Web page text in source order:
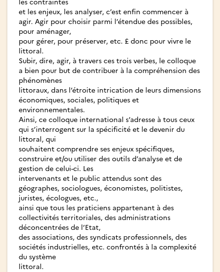
et les enjeux, les analyser, c’est enfin commencer à
agir. Agir pour choisir parmi l’étendue des possibles,
pour aménager,
pour gérer, pour préserver, etc. £ donc pour vivre le
littoral.
Subir, dire, agir, à travers ces trois verbes, le colloque
a bien pour but de contribuer à la compréhension des
phénomènes
littoraux, dans l’étroite intrication de leurs dimensions
économiques, sociales, politiques et
environnementales.
Ainsi, ce colloque international s’adresse à tous ceux
qui s’interrogent sur la spécificité et le devenir du
littoral, qui
souhaitent comprendre ses enjeux spécifiques,
construire et/ou utiliser des outils d’analyse et de
gestion de celui-ci. Les
intervenants et le public attendus sont des
géographes, sociologues, économistes, politistes,
juristes, écologues, etc.,
ainsi que tous les praticiens appartenant à des
collectivités territoriales, des administrations
déconcentrées de l’Etat,
des associations, des syndicats professionnels, des
sociétés industrielles, etc. confrontés à la complexité
du système
littoral.